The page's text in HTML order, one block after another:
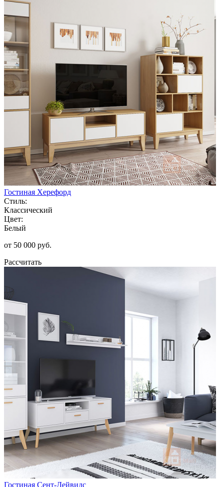
Гостиная Херефорд
Стиль:
Классический
Цвет:
Белый
от 50 000 руб.
Рассчитать
Гостиная Сент-Дейвидс